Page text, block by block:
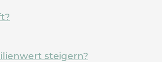
steigern?